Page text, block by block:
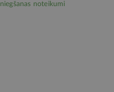
noteikumi